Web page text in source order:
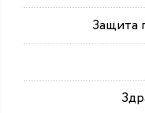
Защита